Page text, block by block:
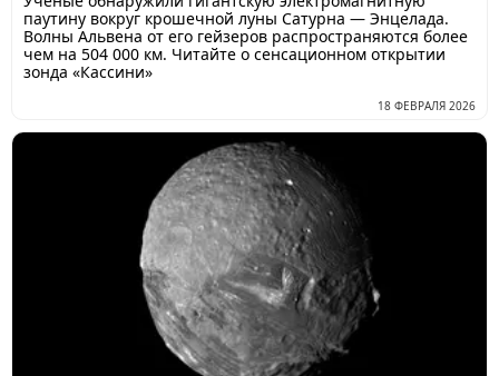
паутину вокруг крошечной луны Сатурна — Энцелада.
Волны Альвена от его гейзеров распространяются более
чем на 504 000 км. Читайте о сенсационном открытии
зонда «Кассини»
18 ФЕВРАЛЯ 2026